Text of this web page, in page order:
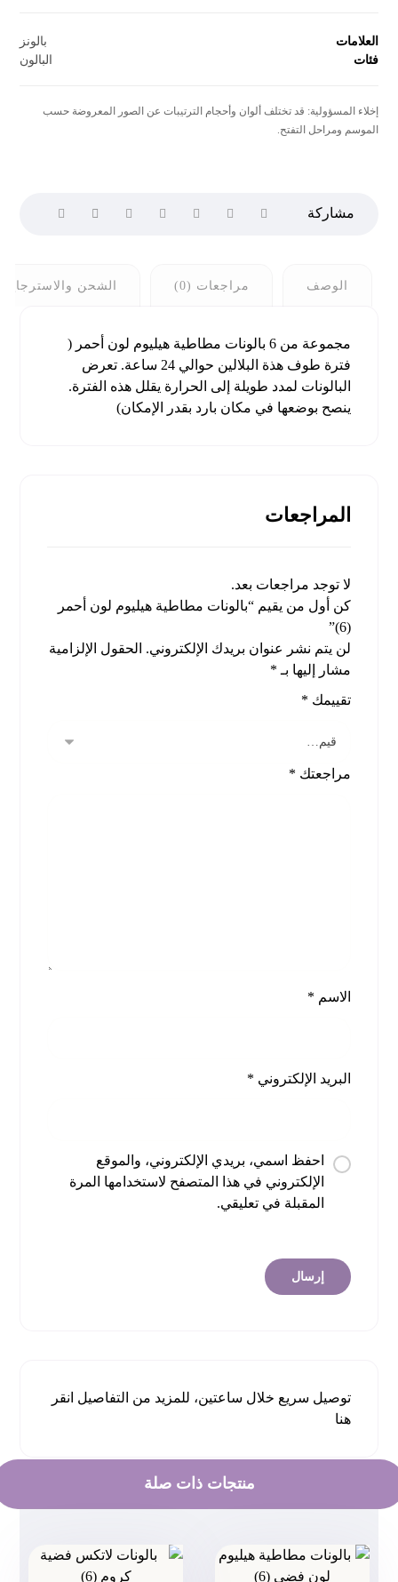
العلامات
بالونز
فئات
البالون
إخلاء المسؤولية: قد تختلف ألوان وأحجام الترتيبات عن الصور المعروضة حسب
الموسم ومراحل التفتح.
الوصف مراجعات (0) الشحن والاسترجاع
مجموعة من 6 بالونات مطاطية هيليوم لون أحمر (
فترة طوف هذة البلالين حوالي 24 ساعة. تعرض
البالونات لمدد طويلة إلى الحرارة يقلل هذه الفترة.
ينصح بوضعها في مكان بارد بقدر الإمكان)
المراجعات
لا توجد مراجعات بعد.
كن أول من يقيم “بالونات مطاطية هيليوم لون أحمر
(6)”
لن يتم نشر عنوان بريدك الإلكتروني. الحقول الإلزامية
مشار إليها بـ *
تقييمك *
مراجعتك *
الاسم *
البريد الإلكتروني *
احفظ اسمي، بريدي الإلكتروني، والموقع
الإلكتروني في هذا المتصفح لاستخدامها المرة
المقبلة في تعليقي.
توصيل سريع خلال ساعتين، للمزيد من التفاصيل انقر
هنا
منتجات ذات صلة